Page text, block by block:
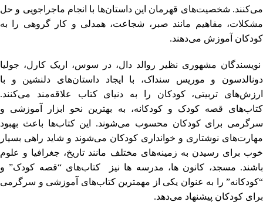
می‌کنند. شخصیت‌های قهرمان این داستان‌ها با انجام ماجراجویی و حل
مشکلات، مفاهیم مانند صبر، شجاعت، همدلی و کار گروهی را به
کودکان آموزش می‌دهند.
نویسندگان مشهوری نظیر روالد دال، در سوس، اریک کارل، جولیا
دونالدسون و موریس سنداک، با ایجاد داستان‌های دلنشین و با
ارزش‌های تربیتی، کودکان را به دنیای کتاب علاقه‌مند می‌کنند.
کتاب‌های قصه کودک و کودکانه، به بهترین نحو ابزار آموزشی و
سرگرمی برای کودکان محسوب می‌شوند. این کتاب‌ها باعث بهبود
مهارت‌های نوشتاری و خوانداری کودکان می‌شوند و شاید راهی بسیار
خوب برای رسیدن به زمینه‌های مختلف مانند تاریخ، جغرافیا و علوم
باشند. مسجد، کانون ها، مدرسه ها نیز کتاب‌های “قصه کودک” و
“کودکانه” را به عنوان یکی از مهمترین کتاب‌های آموزشی و سرگرمی
برای کودکان پیشنهاد می‌دهد.